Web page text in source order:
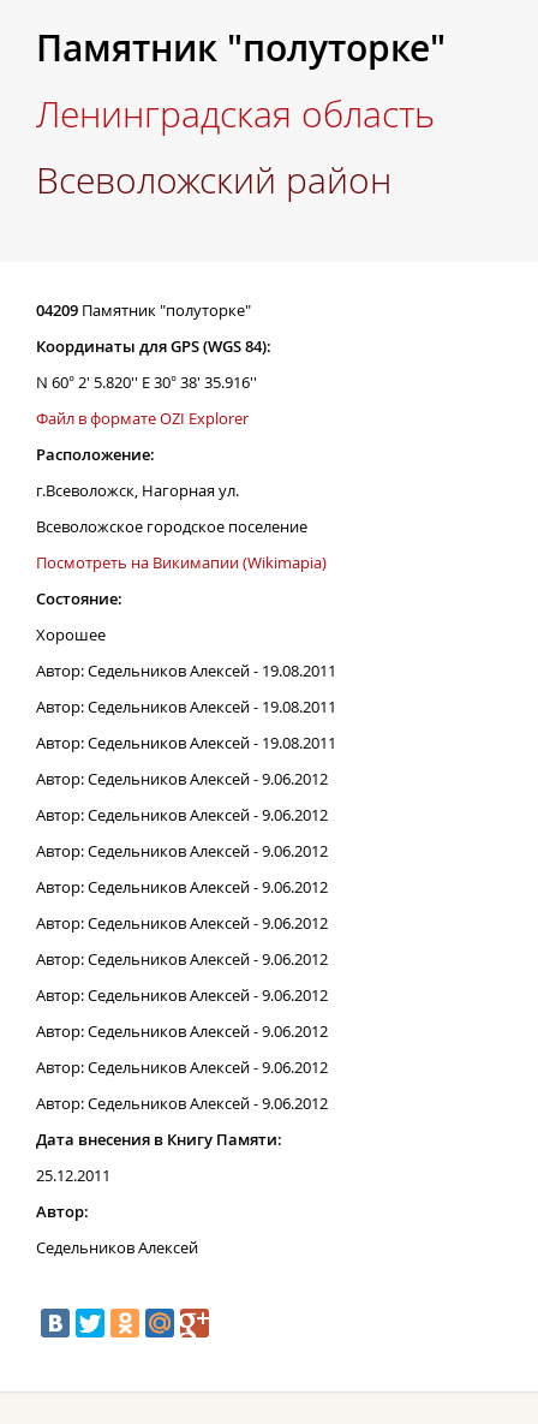
Памятник "полуторке"
Ленинградская область
Всеволожский район
04209 Памятник "полуторке"
Координаты для GPS (WGS 84):
N 60° 2' 5.820'' E 30° 38' 35.916''
Файл в формате OZI Explorer
Расположение:
г.Всеволожск, Нагорная ул.
Всеволожское городское поселение
Посмотреть на Викимапии (Wikimapia)
Состояние:
Хорошее
Автор: Седельников Алексей - 19.08.2011
Автор: Седельников Алексей - 19.08.2011
Автор: Седельников Алексей - 19.08.2011
Автор: Седельников Алексей - 9.06.2012
Автор: Седельников Алексей - 9.06.2012
Автор: Седельников Алексей - 9.06.2012
Автор: Седельников Алексей - 9.06.2012
Автор: Седельников Алексей - 9.06.2012
Автор: Седельников Алексей - 9.06.2012
Автор: Седельников Алексей - 9.06.2012
Автор: Седельников Алексей - 9.06.2012
Автор: Седельников Алексей - 9.06.2012
Автор: Седельников Алексей - 9.06.2012
Дата внесения в Книгу Памяти:
25.12.2011
Автор:
Седельников Алексей